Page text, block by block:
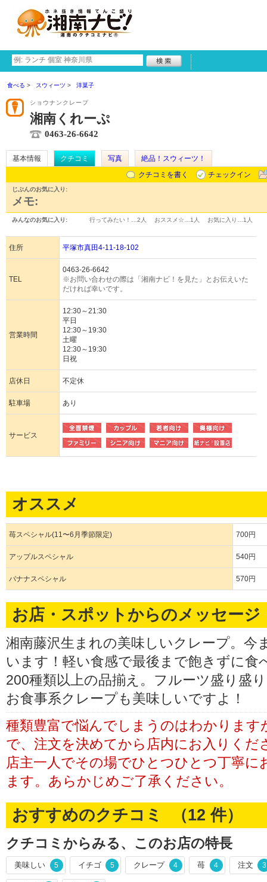
食べる スウィーツ 洋菓子
ショウナンクレープ
湘南くれーぷ
0463-26-6642
基本情報 クチコミ 写真
絶品！スウィーツ！
クチコミを書く
チェックイン
じぶんのお気に入り:
メモ:
みんなのお気に入り: 行ってみたい！… 2人 おススメ☆… 1人 お気に入り… 1人
住所 平塚市真田4-11-18-102
TEL
0463-26-6642
※お問い合わせの際は「湘南ナビ！を見た」とお伝えいた
だければ幸いです。
営業時間
12:30～21:30
平日
12:30～19:30
土曜
12:30～19:30
日祝
店休日 不定休
駐車場 あり
サービス
オススメ
苺スペシャル(11〜6月季節限定) 700円
アップルスペシャル 540円
バナナスペシャル 570円
お店・スポットからのメッセージ
湘南藤沢生まれの美味しいクレープ。今
います！軽い食感で最後まで飽きずに食
200種類以上の品揃え。フルーツ盛り盛
お食事系クレープも美味しいですよ！
種類豊富で悩んでしまうのはわかりま
で、注文を決めてから店内にお入りくだ
店主一人でその場でひとつひとつ丁寧
ます。あらかじめご了承ください。
おすすめのクチコミ （12 件）
クチコミからみる、このお店の特長
美味しい 5 イチゴ 5 クレープ 4 苺 4 注文 3